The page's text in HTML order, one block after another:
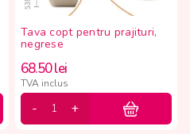
Tava copt pentru prajituri,
negrese
68.50lei
TVA inclus